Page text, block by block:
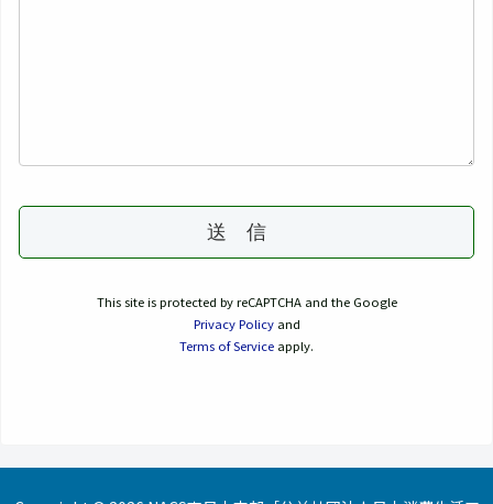
This site is protected by reCAPTCHA and the Google
Privacy Policyand
Terms of Service apply.